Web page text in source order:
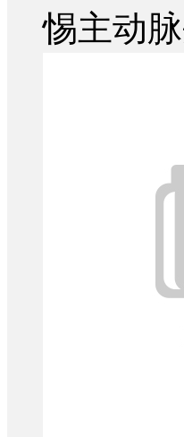
惕主动